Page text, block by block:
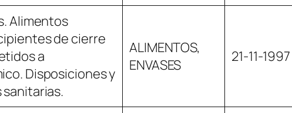
Alimentos
de cierre
a
Disposiciones y
ALIMENTOS,
ENVASES
21-11-1997